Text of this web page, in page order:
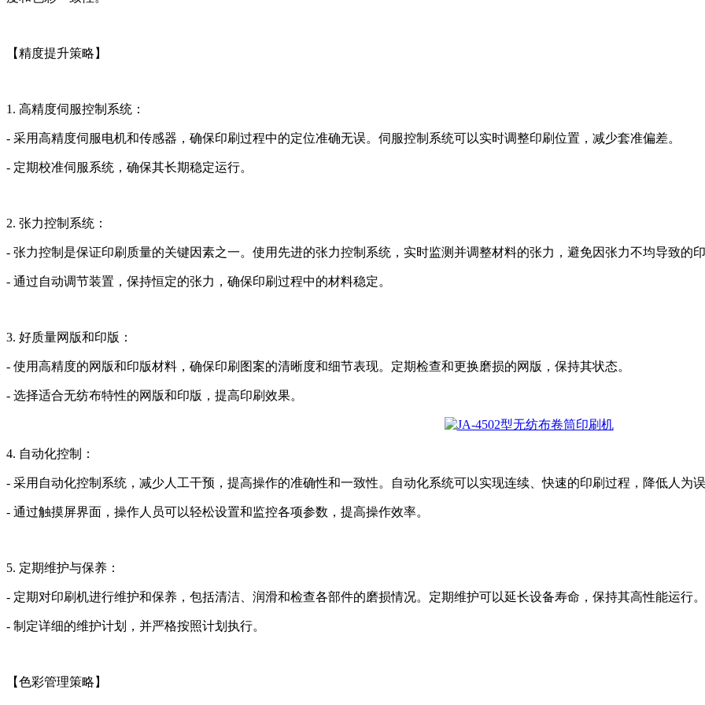
【精度提升策略】
1. 高精度伺服控制系统：
- 采用高精度伺服电机和传感器，确保印刷过程中的定位准确无误。伺服控制系统可以实时调整印刷位置，减少套准偏差。
- 定期校准伺服系统，确保其长期稳定运行。
2. 张力控制系统：
- 张力控制是保证印刷质量的关键因素之一。使用先进的张力控制系统，实时监测并调整材料的张力，避免因张力不均导致的印
- 通过自动调节装置，保持恒定的张力，确保印刷过程中的材料稳定。
3. 好质量网版和印版：
- 使用高精度的网版和印版材料，确保印刷图案的清晰度和细节表现。定期检查和更换磨损的网版，保持其状态。
- 选择适合无纺布特性的网版和印版，提高印刷效果。
4. 自动化控制：
- 采用自动化控制系统，减少人工干预，提高操作的准确性和一致性。自动化系统可以实现连续、快速的印刷过程，降低人为误
- 通过触摸屏界面，操作人员可以轻松设置和监控各项参数，提高操作效率。
5. 定期维护与保养：
- 定期对印刷机进行维护和保养，包括清洁、润滑和检查各部件的磨损情况。定期维护可以延长设备寿命，保持其高性能运行。
- 制定详细的维护计划，并严格按照计划执行。
【色彩管理策略】